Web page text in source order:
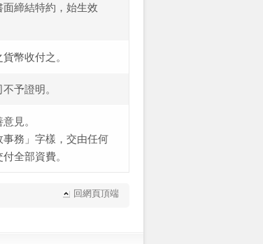
締結特約，始生效
幣收付之。
予證明。
見。
務」字樣，交由任何
全部資費。
回網頁頂端